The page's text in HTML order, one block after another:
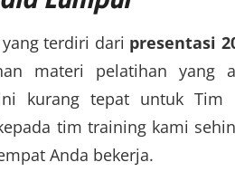
terdiri dari presentasi
materi pelatihan yang
kurang tepat untuk Tim
tim training kami
Anda bekerja.